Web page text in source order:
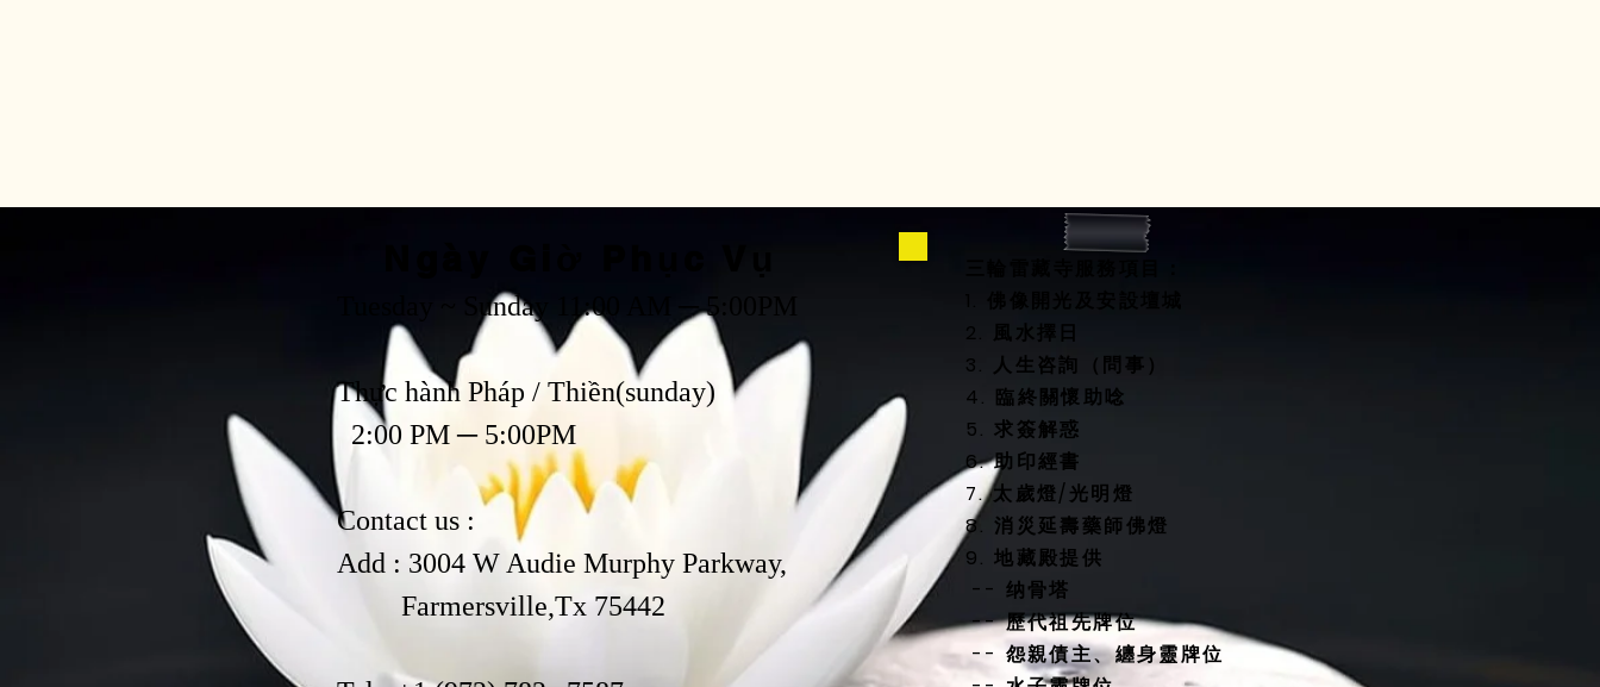
Tuesday ~ Sunday 11:00 AM ─ 5:00PM
Thực hành Pháp / Thiền(sunday)
2:00 PM ─ 5:00PM
Contact us :
Add : 3004 W Audie Murphy Parkway,
Farmersville,Tx 75442
2. 風水擇日
3. 人生咨詢（問事）
4. 臨終關懷助唸
5. 求簽解惑
6. 助印經書
7. 太歲燈/光明燈
8. 消災延壽藥師佛燈
9. 地藏殿提供
-- 纳骨塔
-- 歷代祖先牌位
-- 怨親債主、纏身靈牌位